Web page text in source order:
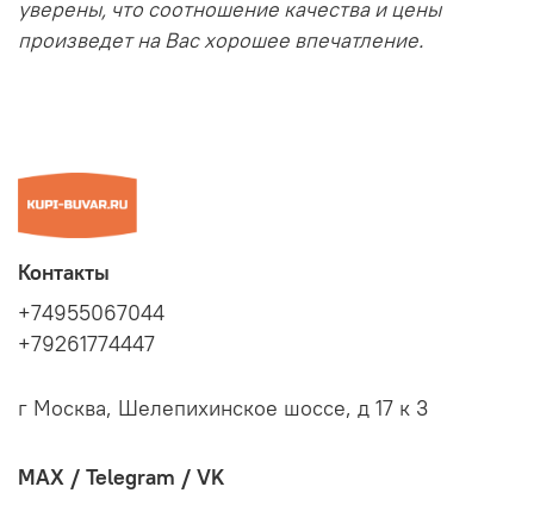
уверены, что соотношение качества и цены
произведет на Вас хорошее впечатление.
Контакты
+74955067044
+79261774447
г Москва, Шелепихинское шоссе, д 17 к 3
MAX / Telegram / VK